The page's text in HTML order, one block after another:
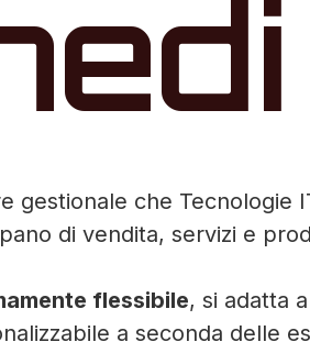
gestionale che Tecnologie
di vendita, servizi e
flessibile, si adatta
a seconda delle